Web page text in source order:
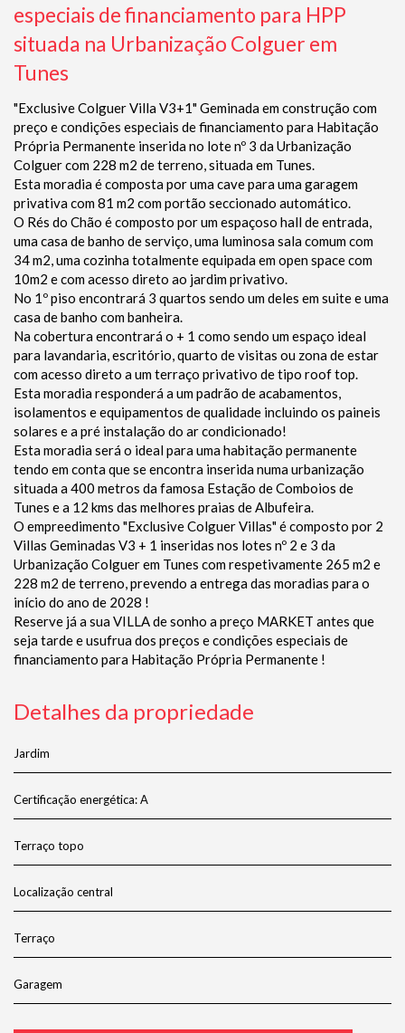
especiais de financiamento para HPP
situada na Urbanização Colguer em
Tunes
"Exclusive Colguer Villa V3+1" Geminada em construção com
preço e condições especiais de financiamento para Habitação
Própria Permanente inserida no lote nº 3 da Urbanização
Colguer com 228 m2 de terreno, situada em Tunes.
Esta moradia é composta por uma cave para uma garagem
privativa com 81 m2 com portão seccionado automático.
O Rés do Chão é composto por um espaçoso hall de entrada,
uma casa de banho de serviço, uma luminosa sala comum com
34 m2, uma cozinha totalmente equipada em open space com
10m2 e com acesso direto ao jardim privativo.
No 1º piso encontrará 3 quartos sendo um deles em suite e uma
casa de banho com banheira.
Na cobertura encontrará o + 1 como sendo um espaço ideal
para lavandaria, escritório, quarto de visitas ou zona de estar
com acesso direto a um terraço privativo de tipo roof top.
Esta moradia responderá a um padrão de acabamentos,
isolamentos e equipamentos de qualidade incluindo os paineis
solares e a pré instalação do ar condicionado!
Esta moradia será o ideal para uma habitação permanente
tendo em conta que se encontra inserida numa urbanização
situada a 400 metros da famosa Estação de Comboios de
Tunes e a 12 kms das melhores praias de Albufeira.
O empreedimento "Exclusive Colguer Villas" é composto por 2
Villas Geminadas V3 + 1 inseridas nos lotes nº 2 e 3 da
Urbanização Colguer em Tunes com respetivamente 265 m2 e
228 m2 de terreno, prevendo a entrega das moradias para o
início do ano de 2028 !
Reserve já a sua VILLA de sonho a preço MARKET antes que
seja tarde e usufrua dos preços e condições especiais de
financiamento para Habitação Própria Permanente !
Detalhes da propriedade
Jardim
Certificação energética: A
Terraço topo
Localização central
Terraço
Garagem